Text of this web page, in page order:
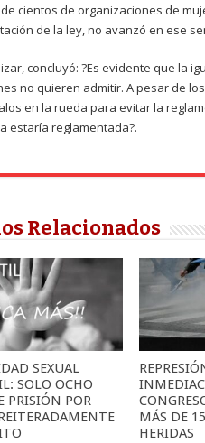
cientos de organizaciones de
de la ley, no avanzó en ese
concluyó: ?Es evidente que la
no quieren admitir. A pesar de
en la rueda para evitar la
estaría reglamentada?.
Relacionados
SEXUAL
SOLO OCHO
PRISIÓN POR
MÁS DE
HERIDAS